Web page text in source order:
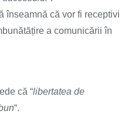
înseamnă că vor fi receptivi
a comunicării în
că “libertatea de
“.